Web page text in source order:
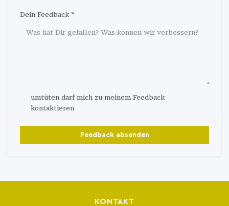
Dein Feedback *
umtüten darf mich zu meinem Feedback
kontaktieren
Feedback absenden
KONTAKT